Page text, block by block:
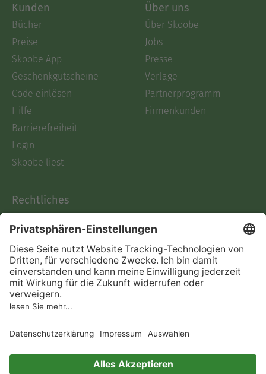
Kunden
Bücher
Preise
Skoobe App
Geschenkgutscheine
Code einlösen
Hilfe
Barrierefreiheit
Login
Skoobe liest
Über uns
Über Skoobe
Jobs
Presse
Verlage
Partnerprogramm
Firmenkunden
Rechtliches
AGB
Informationen nach Data
Act
Verträge hier kündigen
Impressum